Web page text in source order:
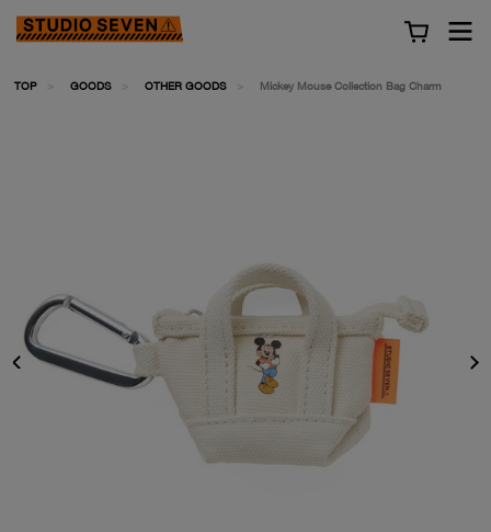
TOP GOODS OTHER GOODS Mickey Mouse Collection Bag Charm